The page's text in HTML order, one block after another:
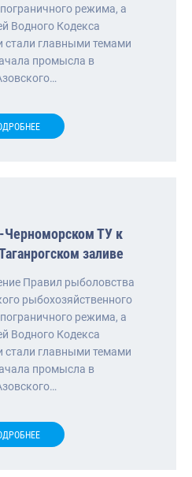
режима, а
Водного Кодекса
стали главными темами
промысла в
ТУ к
заливе
Правил рыболовства
рыбохозяйственного
режима, а
Водного Кодекса
стали главными темами
промысла в